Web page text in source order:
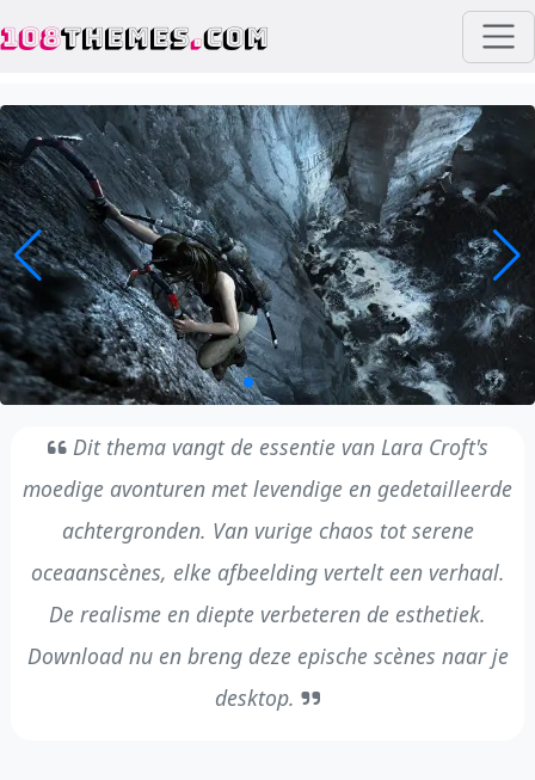
108THEMES.COM
Dit thema vangt de essentie van Lara Croft's
moedige avonturen met levendige en gedetailleerde
achtergronden. Van vurige chaos tot serene
oceaanscènes, elke afbeelding vertelt een verhaal.
De realisme en diepte verbeteren de esthetiek.
Download nu en breng deze epische scènes naar je
desktop.